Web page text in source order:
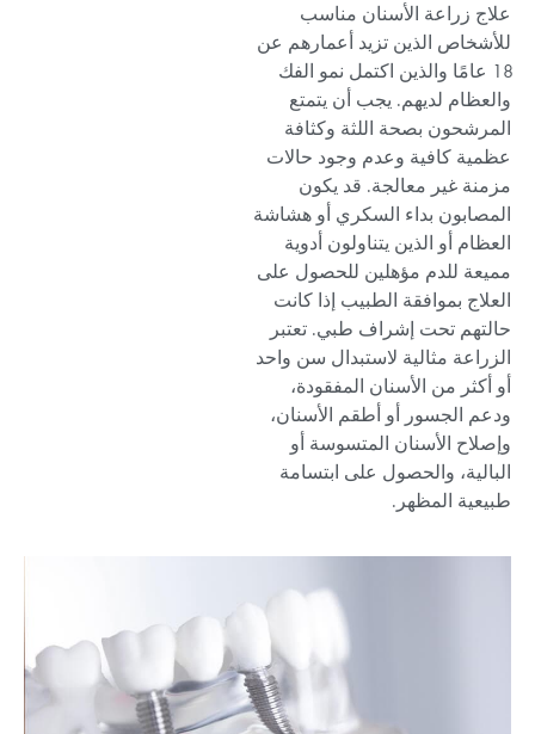
علاج زراعة الأسنان مناسب
للأشخاص الذين تزيد أعمارهم عن
18 عامًا والذين اكتمل نمو الفك
والعظام لديهم. يجب أن يتمتع
المرشحون بصحة اللثة وكثافة
عظمية كافية وعدم وجود حالات
مزمنة غير معالجة. قد يكون
المصابون بداء السكري أو هشاشة
العظام أو الذين يتناولون أدوية
مميعة للدم مؤهلين للحصول على
العلاج بموافقة الطبيب إذا كانت
حالتهم تحت إشراف طبي. تعتبر
الزراعة مثالية لاستبدال سن واحد
أو أكثر من الأسنان المفقودة،
ودعم الجسور أو أطقم الأسنان،
وإصلاح الأسنان المتسوسة أو
البالية، والحصول على ابتسامة
طبيعية المظهر.